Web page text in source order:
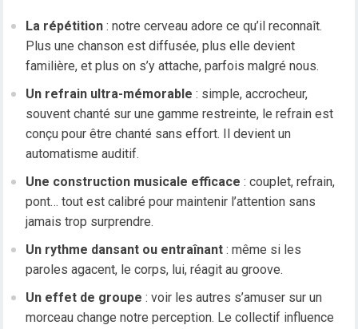
La répétition : notre cerveau adore ce qu’il reconnaît.
Plus une chanson est diffusée, plus elle devient
familière, et plus on s’y attache, parfois malgré nous.
Un refrain ultra-mémorable : simple, accrocheur,
souvent chanté sur une gamme restreinte, le refrain est
conçu pour être chanté sans effort. Il devient un
automatisme auditif.
Une construction musicale efficace : couplet, refrain,
pont… tout est calibré pour maintenir l’attention sans
jamais trop surprendre.
Un rythme dansant ou entraînant : même si les
paroles agacent, le corps, lui, réagit au groove.
Un effet de groupe : voir les autres s’amuser sur un
morceau change notre perception. Le collectif influence